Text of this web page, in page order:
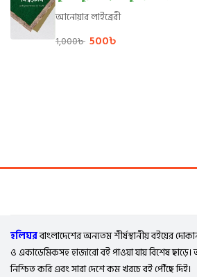
আনোয়ার লাইব্রেরী
1,000৳ 500৳
হলিঘরবাংলাদেশের অন্যতম শীর্ষস্থানীয় বইয়ের
ও একাডেমিকসহ হাজারো বই পাওয়া যায় বিশেষ
নিশ্চিত করি এবং সারা দেশে কম খরচে বই পৌঁছে দিই।